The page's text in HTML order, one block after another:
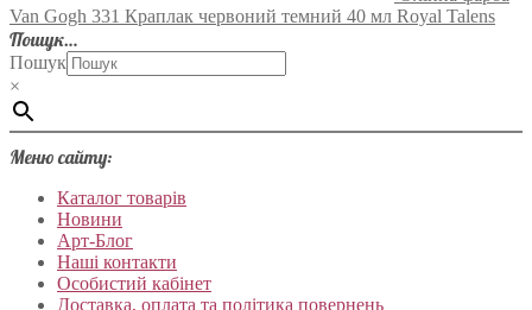
Van Gogh 331 Краплак червоний темний 40 мл Royal Talens
Пошук…
Пошук
×
Меню сайту:
Каталог товарів
Новини
Арт-Блог
Наші контакти
Особистий кабінет
Доставка, оплата та політика повернень